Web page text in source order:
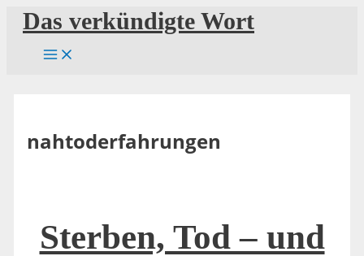
Zum
Inhalt
springen
Das verkündigte Wort
nahtoderfahrungen
Sterben, Tod – und